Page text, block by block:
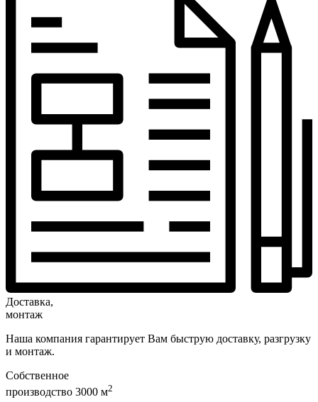
Доставка,
монтаж
Наша компания гарантирует Вам быструю доставку, разгрузку
и монтаж.
Собственное
производство 3000 м2